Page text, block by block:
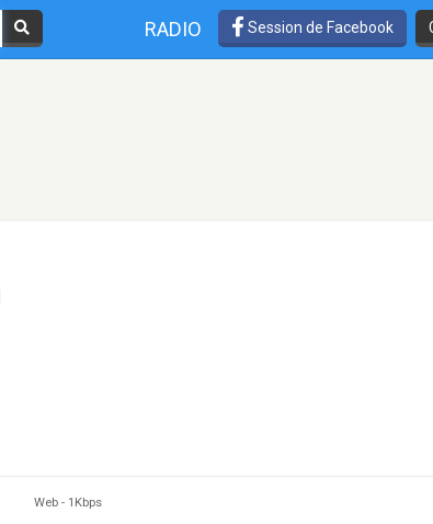
RADIO Session de Facebook
Web - 1Kbps